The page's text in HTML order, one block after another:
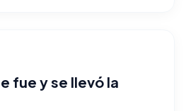
fue y se llevó la